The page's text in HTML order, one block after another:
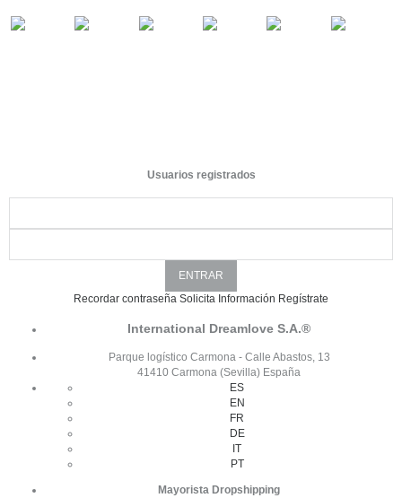
Usuarios registrados
Recordar contraseña Solicita Información Regístrate
International Dreamlove S.A.®
Parque logístico Carmona - Calle Abastos, 13
41410 Carmona (Sevilla) España
ES
EN
FR
DE
IT
PT
Mayorista Dropshipping